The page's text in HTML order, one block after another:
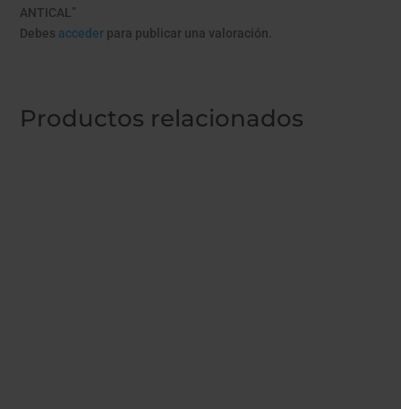
ANTICAL”
Debes acceder para publicar una valoración.
Productos relacionados